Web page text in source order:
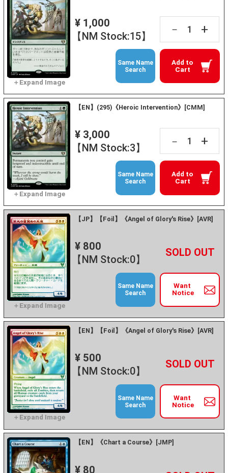
¥ 1,000
【NM Stock:15】
－ +
Add to
Cart
Same Name
Search
【EN】(295)《Heroic Intervention》[CMM]
¥ 3,000
【NM Stock:3】
－ +
Add to
Cart
Same Name
Search
【JP】【Foil】《Angel of Glory's Rise》[AVR]
¥ 800
【NM Stock:0】
－ +
Want
Notice
Same Name
Search
【EN】【Foil】《Angel of Glory's Rise》[AVR]
¥ 500
【NM Stock:0】
－ +
Want
Notice
Same Name
Search
【EN】《Chart a Course》[JMP]
¥ 80